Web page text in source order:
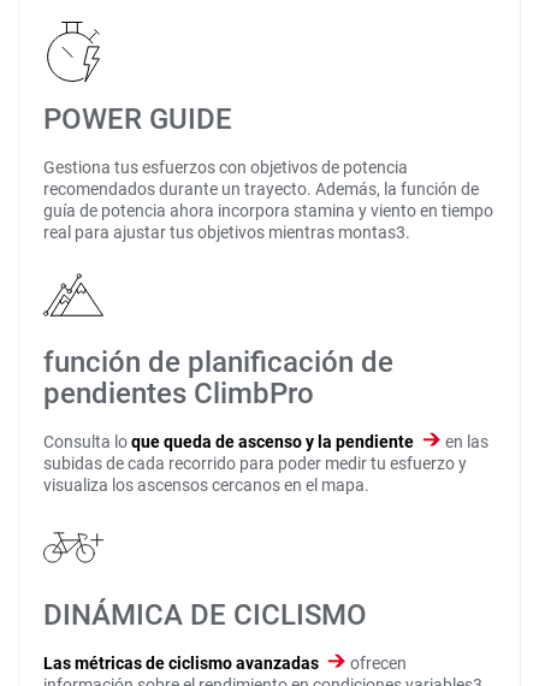
POWER GUIDE
Gestiona tus esfuerzos con objetivos de potencia
recomendados durante un trayecto. Además, la función de
guía de potencia ahora incorpora stamina y viento en tiempo
real para ajustar tus objetivos mientras montas3.
función de planificación de
pendientes ClimbPro
Consulta loque queda de ascenso y la pendiente
en las
subidas de cada recorrido para poder medir tu esfuerzo y
visualiza los ascensos cercanos en el mapa.
DINÁMICA DE CICLISMO
Las métricas de ciclismo avanzadas
ofrecen